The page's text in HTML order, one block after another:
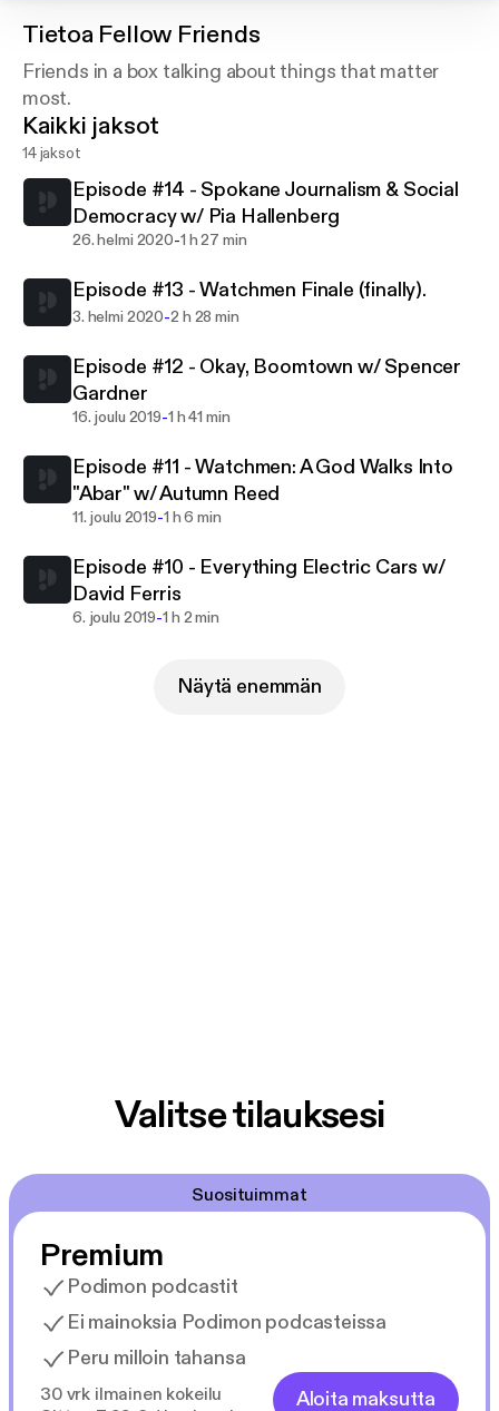
Tietoa Fellow Friends
Friends in a box talking about things that matter
most.
Kaikki jaksot
14 jaksot
Episode #14 - Spokane Journalism & Social
Democracy w/ Pia Hallenberg
26. helmi 2020-1 h 27 min
Episode #13 - Watchmen Finale (finally).
3. helmi 2020-2 h 28 min
Episode #12 - Okay, Boomtown w/ Spencer
Gardner
16. joulu 2019-1 h 41 min
Episode #11 - Watchmen: A God Walks Into
"Abar" w/ Autumn Reed
11. joulu 2019-1 h 6 min
Episode #10 - Everything Electric Cars w/
David Ferris
6. joulu 2019-1 h 2 min
Näytä enemmän
Valitse tilauksesi
Suosituimmat
Premium
Podimon podcastit
Ei mainoksia Podimon podcasteissa
Peru milloin tahansa
30 vrk ilmainen kokeilu
Aloita maksutta